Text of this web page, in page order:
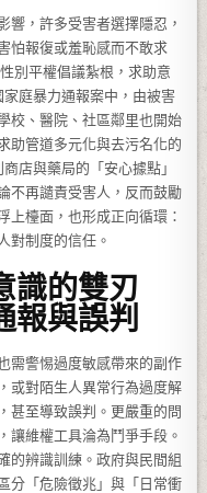
響，許多受害者選擇隱忍，
怕報復或羞恥感而不敢求
別平權倡議紮根，求助意
庭暴力通報案中，由被害
校、醫院、社區鄰里也開始
助管道多元化與去污名化的
店與藥局的「安心據點」
不再譴責受害人，反而鼓勵
上檯面，也形成正向循環：
對制度的信任。
識的雙刃
報與誤判
需警惕過度敏感帶來的副作
或對陌生人異常行為過度解
甚至導致誤判。更嚴重的問
讓維權工具淪為鬥爭手段。
的辨識訓練。政府與民間組
分「危險徵兆」與「日常衝